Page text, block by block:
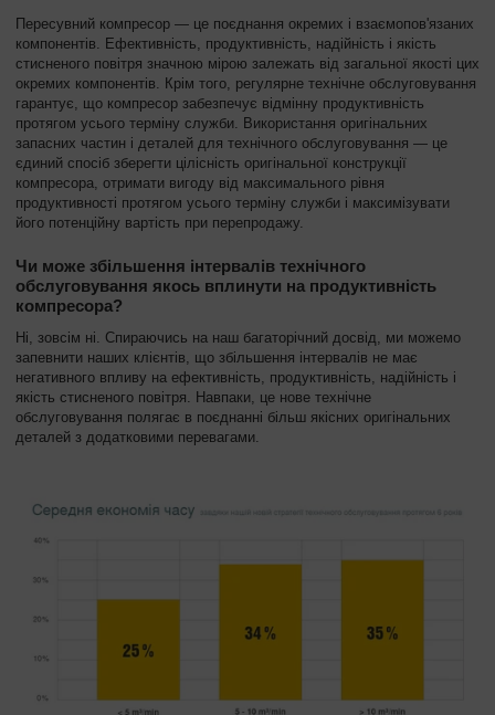
Пересувний компресор — це поєднання окремих і взаємопов'язаних
компонентів. Ефективність, продуктивність, надійність і якість
стисненого повітря значною мірою залежать від загальної якості цих
окремих компонентів. Крім того, регулярне технічне обслуговування
гарантує, що компресор забезпечує відмінну продуктивність
протягом усього терміну служби. Використання оригінальних
запасних частин і деталей для технічного обслуговування — це
єдиний спосіб зберегти цілісність оригінальної конструкції
компресора, отримати вигоду від максимального рівня
продуктивності протягом усього терміну служби і максимізувати
його потенційну вартість при перепродажу.
Чи може збільшення інтервалів технічного
обслуговування якось вплинути на продуктивність
компресора?
Ні, зовсім ні. Спираючись на наш багаторічний досвід, ми можемо
запевнити наших клієнтів, що збільшення інтервалів не має
негативного впливу на ефективність, продуктивність, надійність і
якість стисненого повітря. Навпаки, це нове технічне
обслуговування полягає в поєднанні більш якісних оригінальних
деталей з додатковими перевагами.